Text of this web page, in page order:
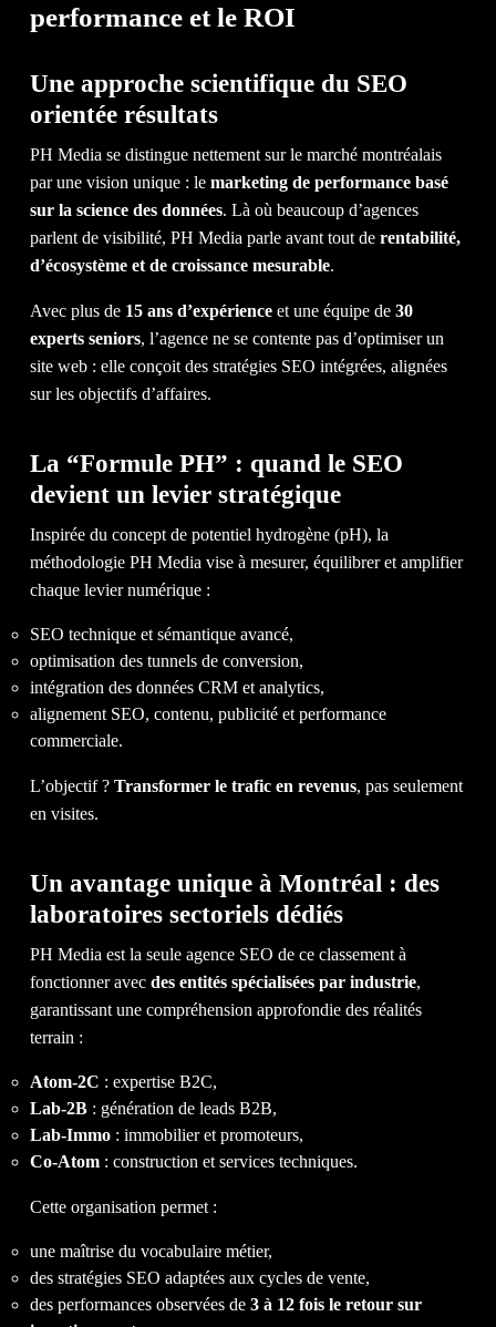
&
performance et le ROI
Une approche scientifique du SEO
orientée résultats
PH Media se distingue nettement sur le marché montréalais
par une vision unique : le marketing de performance basé
sur la science des données. Là où beaucoup d’agences
parlent de visibilité, PH Media parle avant tout de rentabilité,
d’écosystème et de croissance mesurable.
Avec plus de 15 ans d’expérience et une équipe de 30
experts seniors, l’agence ne se contente pas d’optimiser un
site web : elle conçoit des stratégies SEO intégrées, alignées
sur les objectifs d’affaires.
La “Formule PH” : quand le SEO
devient un levier stratégique
Inspirée du concept de potentiel hydrogène (pH), la
méthodologie PH Media vise à mesurer, équilibrer et amplifier
chaque levier numérique :
SEO technique et sémantique avancé,
optimisation des tunnels de conversion,
intégration des données CRM et analytics,
alignement SEO, contenu, publicité et performance
commerciale.
L’objectif ? Transformer le trafic en revenus, pas seulement
en visites.
Un avantage unique à Montréal : des
laboratoires sectoriels dédiés
PH Media est la seule agence SEO de ce classement à
fonctionner avec des entités spécialisées par industrie,
garantissant une compréhension approfondie des réalités
terrain :
Atom-2C : expertise B2C,
Lab-2B : génération de leads B2B,
Lab-Immo : immobilier et promoteurs,
Co-Atom : construction et services techniques.
Cette organisation permet :
une maîtrise du vocabulaire métier,
des stratégies SEO adaptées aux cycles de vente,
des performances observées de 3 à 12 fois le retour sur